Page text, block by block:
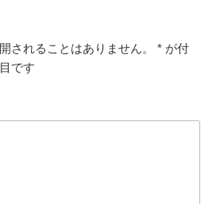
されることはありません。 * が付
です